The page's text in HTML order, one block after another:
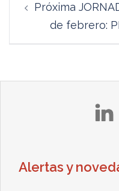
de
entradas
Próxima
de febrero:
Alertas y